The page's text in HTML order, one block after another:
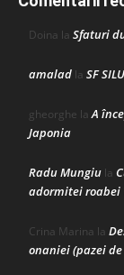
Doina la Sfaturi
amalad la SF
gheorghe laA
Japonia
Radu Mungiu la
adormitei roabei
Crina Marina la
onaniei (pazei